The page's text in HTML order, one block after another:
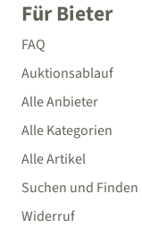
Für Bieter
FAQ
Auktionsablauf
Alle Anbieter
Alle Kategorien
Alle Artikel
Suchen und Finden
Widerruf